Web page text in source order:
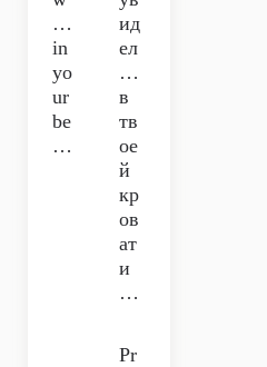
…
in
yo
ur
be
…
ид
ел
…
в
тв
ое
й
кр
ов
ат
и
…
Pr